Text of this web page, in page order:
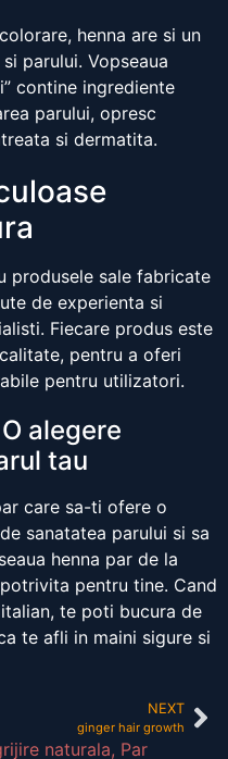
henna are si un
parului. Vopseaua
contine ingrediente
parului, opresc
si dermatita.
produsele sale fabricate
de experienta si
Fiecare produs este
pentru a oferi
pentru utilizatori.
alegere
tau
care sa-ti ofere o
sanatatea parului si sa
henna par de la
pentru tine. Cand
te poti bucura de
te afli in maini sigure si
NEXT
ginger hair growth
naturala, Par